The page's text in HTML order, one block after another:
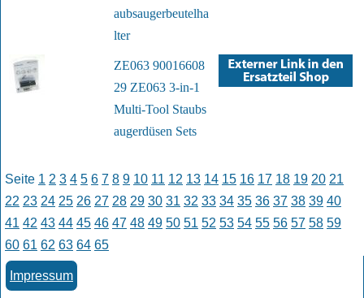
aubsaugerbeutelha
lter
ZE063 90016608
29 ZE063 3-in-1
Multi-Tool Staubs
augerdüsen Sets
Seite 1 2 3 4 5 6 7 8 9 10 11 12 13 14 15 16 17 18 19 20 21
22 23 24 25 26 27 28 29 30 31 32 33 34 35 36 37 38 39 40
41 42 43 44 45 46 47 48 49 50 51 52 53 54 55 56 57 58 59
60 61 62 63 64 65
Impressum